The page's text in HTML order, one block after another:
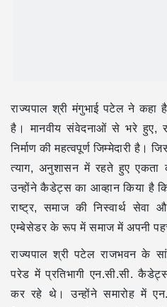
राज्यपाल श्री मंगुभाई पटेल ने कहा
है। मानवीय संवेदनाओं से भरे हुए,
निर्माण की महत्वपूर्ण जिम्मेदारी है।
त्याग, अनुशासन में रहते हुए एकता
उन्होंने कैडेट्स का आव्हान किया है
राष्ट्र, समाज की निस्वार्थ
एम्बेसेडर के रूप में समाज में अपनी
राज्यपाल श्री पटेल राजभवन के
परेड में प्रतिभागी एन.सी.सी.
कर रहे थे। उन्होंने समारोह में